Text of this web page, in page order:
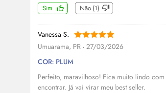
Sim Não (1)
Vanessa S.
Umuarama, PR - 27/03/2026
COR: PLUM
Perfeito, maravilhoso! Fica muito lindo
encontrar. Já vai virar meu best seller.